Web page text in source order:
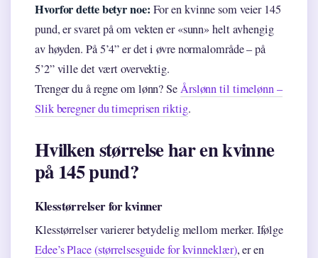
Hvorfor dette betyr noe: For en kvinne som veier 145
pund, er svaret på om vekten er «sunn» helt avhengig
av høyden. På 5’4” er det i øvre normalområde – på
5’2” ville det vært overvektig.
Trenger du å regne om lønn? SeÅrslønn til timelønn –
Slik beregner du timeprisen riktig.
Hvilken størrelse har en kvinne
på 145 pund?
Klesstørrelser for kvinner
Klesstørrelser varierer betydelig mellom merker. Ifølge
Edee’s Place (størrelsesguide for kvinneklær), er en